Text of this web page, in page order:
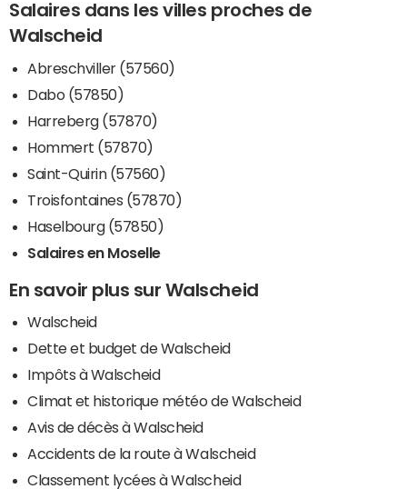
Salaires dans les villes proches de
Walscheid
Abreschviller (57560)
Dabo (57850)
Harreberg (57870)
Hommert (57870)
Saint-Quirin (57560)
Troisfontaines (57870)
Haselbourg (57850)
Salaires en Moselle
En savoir plus sur Walscheid
Walscheid
Dette et budget de Walscheid
Impôts à Walscheid
Climat et historique météo de Walscheid
Avis de décès à Walscheid
Accidents de la route à Walscheid
Classement lycées à Walscheid